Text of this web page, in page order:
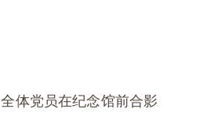
体党员在纪念馆前合影